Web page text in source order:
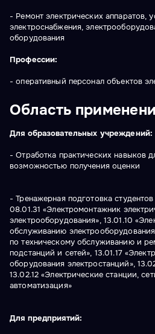
- Ремонт электрических аппаратов,
электроснабжения,
оборудования
Профессии:
- оперативный персонал объектов
Область
Для образовательных учреждений:
- Отработка практических навыков
возможностью получения оценки
- Тренажерная подготовка
08.01.31 «Электромонтажник
электрооборудования», 13.01.10
обслуживанию
по техническому обслуживанию и
подстанций и сетей», 13.01.17
оборудования электростанций»,
13.02.12 «Электрические станции,
автоматизация»
Для предприятий: